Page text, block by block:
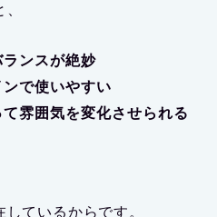
ンスが絶妙
で使いやすい
雰囲気を変化させられる
ているからです。